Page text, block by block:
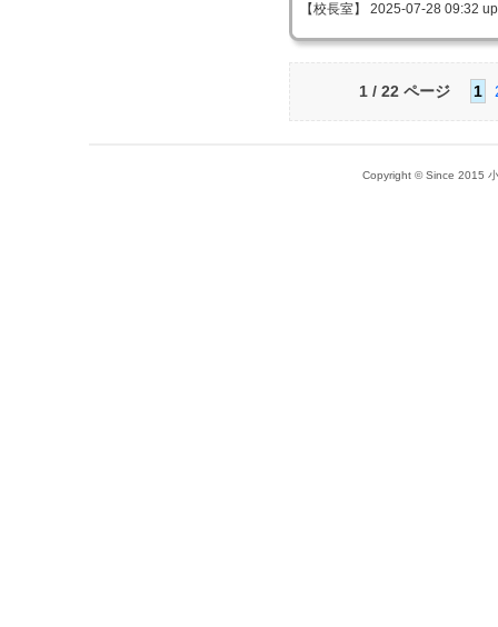
【校長室】 2025-07-28 09:32
1 / 22 ページ 1
Copyright © Since 2015